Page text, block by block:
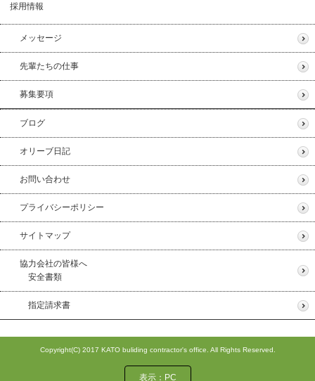
採用情報
メッセージ
先輩たちの仕事
募集要項
ブログ
オリーブ日記
お問い合わせ
プライバシーポリシー
サイトマップ
協力会社の皆様へ
安全書類
指定請求書
Copyright(C) 2017 KATO buliding contractor's office. All Rights Reserved.
表示：PC